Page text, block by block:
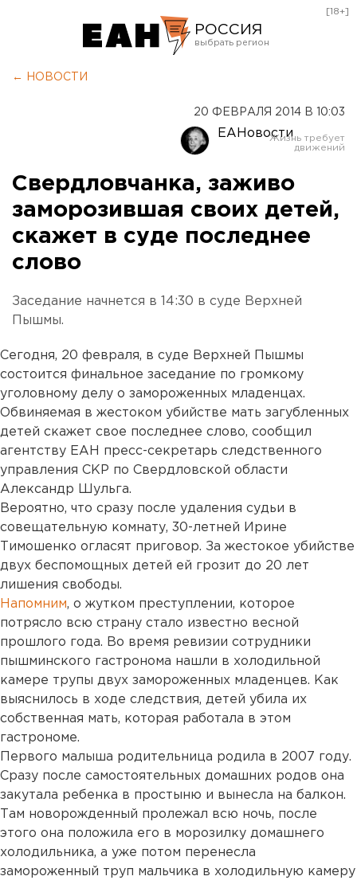
РОССИЯ
Оренбург
[18+]
← НОВОСТИ
20 ФЕВРАЛЯ 2014 В 10:03
ЕАНовости
Свердловчанка, заживо
заморозившая своих детей,
скажет в суде последнее
слово
Заседание начнется в 14:30 в суде Верхней
Пышмы.
Сегодня, 20 февраля, в суде Верхней Пышмы
состоится финальное заседание по громкому
уголовному делу о замороженных младенцах.
Обвиняемая в жестоком убийстве мать загубленных
детей скажет свое последнее слово, сообщил
агентству ЕАН пресс-секретарь следственного
управления СКР по Свердловской области
Александр Шульга.
Вероятно, что сразу после удаления судьи в
совещательную комнату, 30-летней Ирине
Тимошенко огласят приговор. За жестокое убийстве
двух беспомощных детей ей грозит до 20 лет
лишения свободы.
Напомним, о жутком преступлении, которое
потрясло всю страну стало известно весной
прошлого года. Во время ревизии сотрудники
пышминского гастронома нашли в холодильной
камере трупы двух замороженных младенцев. Как
выяснилось в ходе следствия, детей убила их
собственная мать, которая работала в этом
гастрономе.
Первого малыша родительница родила в 2007 году.
Сразу после самостоятельных домашних родов она
закутала ребенка в простыню и вынесла на балкон.
Там новорожденный пролежал всю ночь, после
этого она положила его в морозилку домашнего
холодильника, а уже потом перенесла
замороженный труп мальчика в холодильную камеру